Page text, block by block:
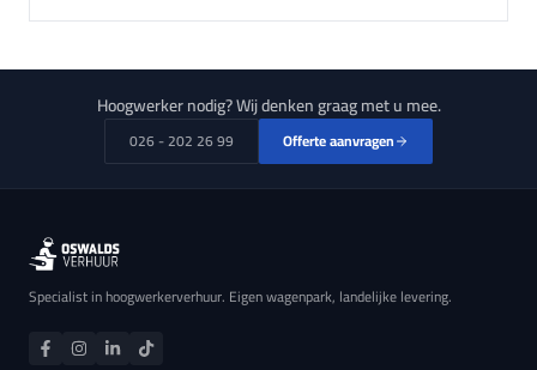
Hoogwerker nodig? Wij denken graag met u mee.
026 - 202 26 99 Offerte aanvragen
Specialist in hoogwerkerverhuur. Eigen wagenpark, landelijke levering.